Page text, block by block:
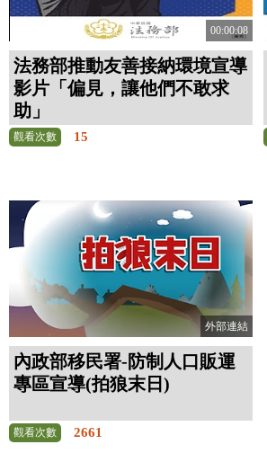
00:00:08
法務部推動友善接納環境宣導
影片「偏見，讓他們不敢求
助」
觀看次數 15
外部連結
內政部移民署-防制人口販運
專區宣導(拍狼末日)
觀看次數 2661